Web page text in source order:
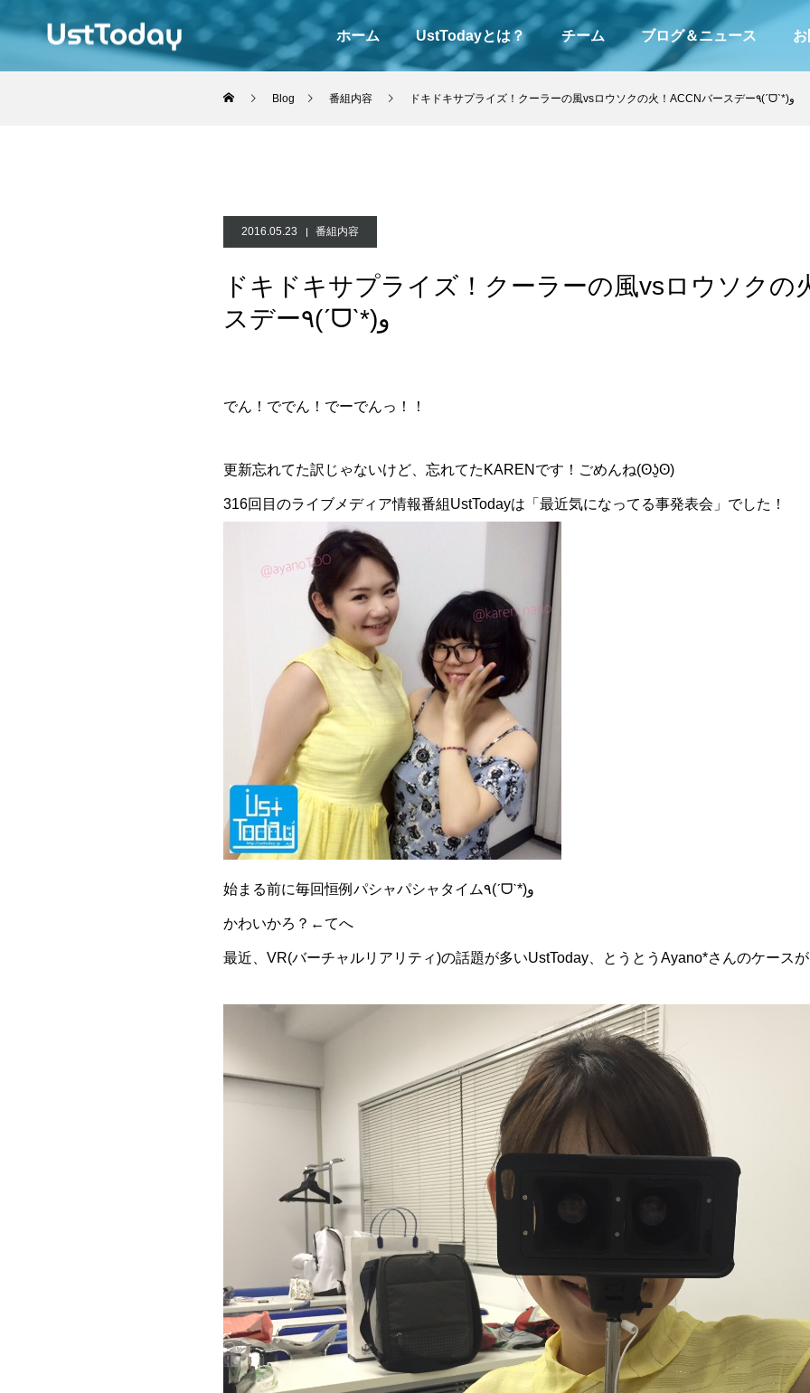
ホーム UstTodayとは？ チーム ブログ＆ニュース
Blog 番組内容 ドキドキサプライズ！クーラーの風vsロウソクの火！ACCNバースデー٩(ˊᗜˋ*)و
2016.05.23 番組内容
ドキドキサプライズ！クーラーの風vsロウソクの
スデー٩(ˊᗜˋ*)و
でん！ででん！でーでんっ！！
更新忘れてた訳じゃないけど、忘れてたKARENです！ごめんね(ʘʖ̮ʘ)
316回目のライブメディア情報番組UstTodayは「最近気になってる事発表会」でした！
始まる前に毎回恒例パシャパシャタイム٩(ˊᗜˋ*)و
かわいかろ？←てへ
最近、VR(バーチャルリアリティ)の話題が多いUstToday、とうとうAyano*さんのケー